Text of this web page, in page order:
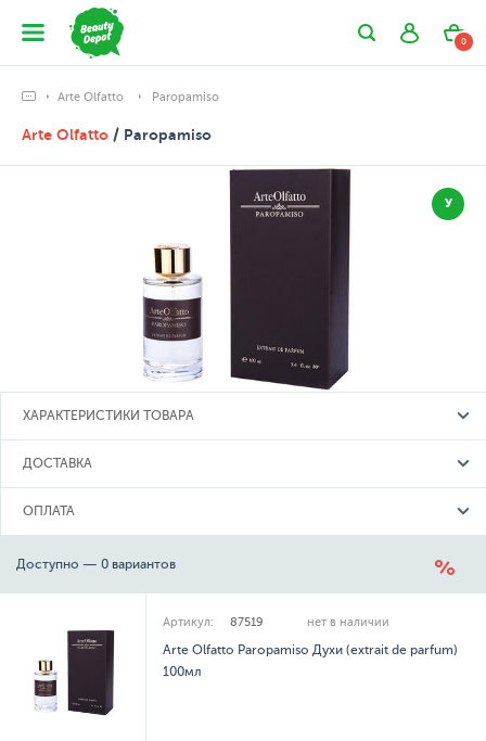
0
Arte Olfatto Paropamiso
Arte Olfatto / Paropamiso
У
ХАРАКТЕРИСТИКИ ТОВАРА
ДОСТАВКА
ОПЛАТА
Доступно — 0 вариантов
Артикул: 87519 нет в наличии
Arte Olfatto Paropamiso Духи (extrait de parfum)
100мл